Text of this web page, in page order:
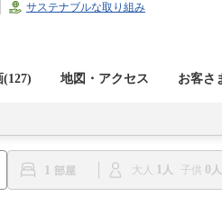
サステナブルな取り組み
地図・アクセス お客さ
1 大人 1 子供 0